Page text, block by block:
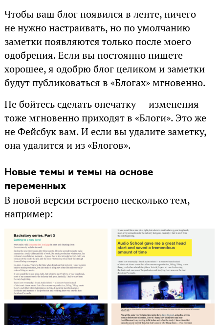
Чтобы ваш блог появился в ленте, ничего
не нужно настраивать, но по умолчанию
заметки появляются только после моего
одобрения. Если вы постоянно пишете
хорошее, я одобрю блог целиком и заметки
будут публиковаться в «Блогах» мгновенно.
Не бойтесь сделать опечатку — изменения
тоже мгновенно приходят в «Блоги». Это же
не Фейсбук вам. И если вы удалите заметку,
она удалится и из «Блогов».
Новые темы и темы на основе
переменных
В новой версии встроено несколько тем,
например: